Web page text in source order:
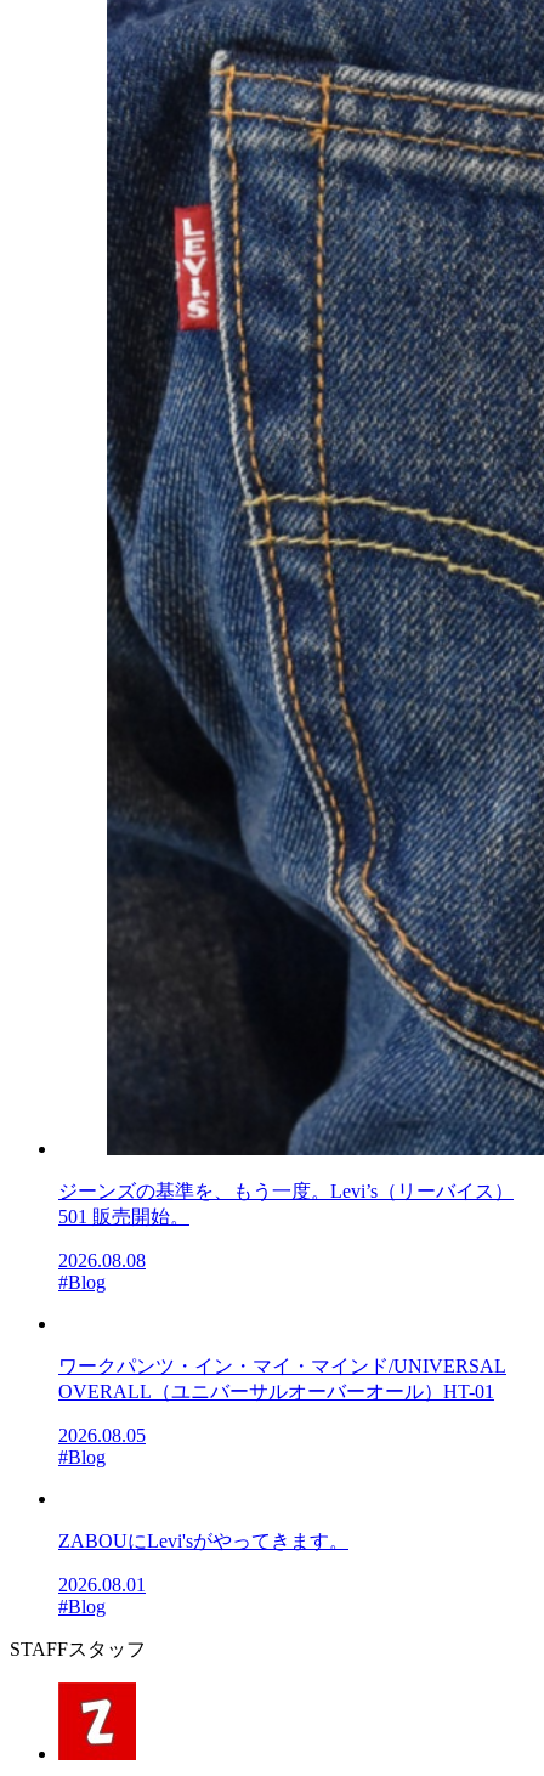
ジーンズの基準を、もう一度。Levi’s（リーバイス）
501 販売開始。
2026.08.08
#Blog
ワークパンツ・イン・マイ・マインド/UNIVERSAL
OVERALL（ユニバーサルオーバーオール）HT-01
2026.08.05
#Blog
ZABOUにLevi'sがやってきます。
2026.08.01
#Blog
STAFFスタッフ